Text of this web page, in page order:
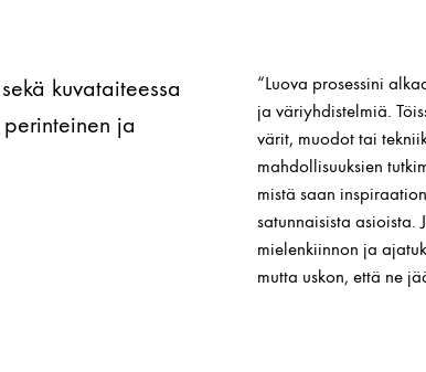
kuvataiteessa
ja
“Luova prosessini
ja väriyhdistelmiä.
värit, muodot tai
mahdollisuuksien
mistä saan
satunnaisista
mielenkiinnon ja
mutta uskon, että ne